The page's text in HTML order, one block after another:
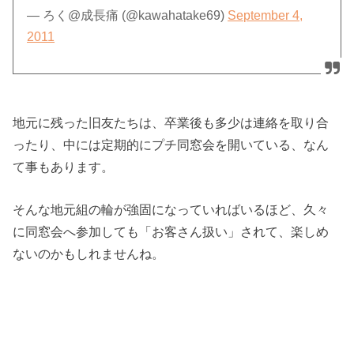
— ろく@成長痛 (@kawahatake69) September 4,
2011
地元に残った旧友たちは、卒業後も多少は連絡を取り合
ったり、中には定期的にプチ同窓会を開いている、なん
て事もあります。
そんな地元組の輪が強固になっていればいるほど、久々
に同窓会へ参加しても「お客さん扱い」されて、楽しめ
ないのかもしれませんね。